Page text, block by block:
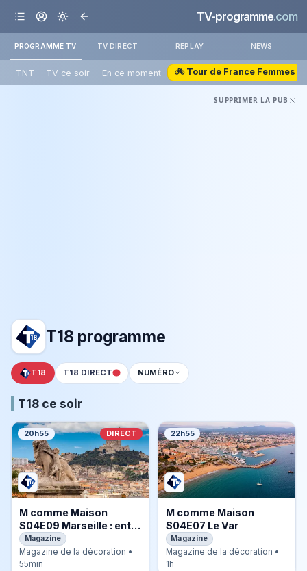
TV-programme.com
PROGRAMME TV TV DIRECT REPLAY NEWS
TNT TV ce soir En ce moment 🚲 Tour de France Femmes
SUPPRIMER LA PUB
T18 programme
T18 T18 DIRECT NUMÉRO
T18 ce soir
20h55 DIRECT
M comme Maison
S04E09 Marseille : entre
art de vivre
méditerranéen et
design durable
Magazine
Magazine de la décoration •
55min
22h55
M comme Maison
S04E07 Le Var
Magazine
Magazine de la décoration •
1h